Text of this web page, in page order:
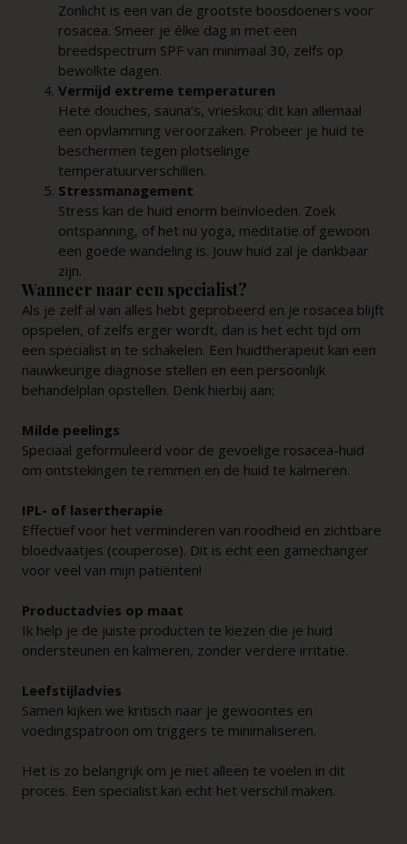
Zonlicht is een van de grootste boosdoeners voor
rosacea. Smeer je élke dag in met een
breedspectrum SPF van minimaal 30, zelfs op
bewolkte dagen.
Vermijd extreme temperaturen
Hete douches, sauna’s, vrieskou; dit kan allemaal
een opvlamming veroorzaken. Probeer je huid te
beschermen tegen plotselinge
temperatuurverschillen.
Stressmanagement
Stress kan de huid enorm beïnvloeden. Zoek
ontspanning, of het nu yoga, meditatie of gewoon
een goede wandeling is. Jouw huid zal je dankbaar
zijn.
Wanneer naar een specialist?
Als je zelf al van alles hebt geprobeerd en je rosacea blijft
opspelen, of zelfs erger wordt, dan is het echt tijd om
een specialist in te schakelen. Een huidtherapeut kan een
nauwkeurige diagnose stellen en een persoonlijk
behandelplan opstellen. Denk hierbij aan:
Milde peelings
Speciaal geformuleerd voor de gevoelige rosacea-huid
om ontstekingen te remmen en de huid te kalmeren.
IPL- of lasertherapie
Effectief voor het verminderen van roodheid en zichtbare
bloedvaatjes (couperose). Dit is echt een gamechanger
voor veel van mijn patiënten!
Productadvies op maat
Ik help je de juiste producten te kiezen die je huid
ondersteunen en kalmeren, zonder verdere irritatie.
Leefstijladvies
Samen kijken we kritisch naar je gewoontes en
voedingspatroon om triggers te minimaliseren.
Het is zo belangrijk om je niet alleen te voelen in dit
proces. Een specialist kan echt het verschil maken.